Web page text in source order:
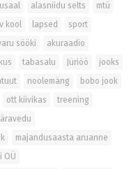
alasniidu selts
mtü
kool lapsed
sport
sööki
akuraadio
tabasalu Jüriöö
jooks
noolemäng
bobo jook
ott kiivikas
treening
äravedu
majandusaasta aruanne
OÜ